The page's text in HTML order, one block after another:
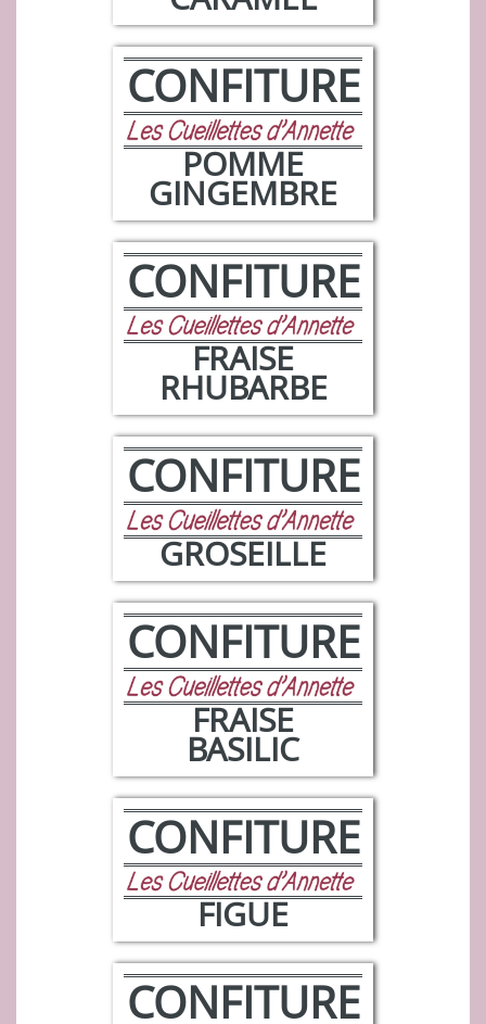
CONFITURE
POMME
GINGEMBRE
CONFITURE
FRAISE
RHUBARBE
CONFITURE
GROSEILLE
CONFITURE
FRAISE
BASILIC
CONFITURE
FIGUE
CONFITURE